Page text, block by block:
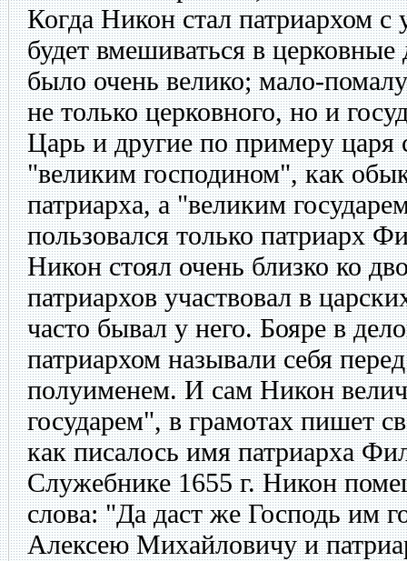
Когда Никон стал патриархом с
будет вмешиваться в
было очень велико; мало-
не только церковного, но и
Царь и другие по примеру царя
"великим господином", как
патриарха, а "великим
пользовался только патриарх
Никон стоял очень близко ко
патриархов участвовал в
часто бывал у него. Бояре в
патриархом называли себя
полуименем. И сам Никон
государем", в грамотах пишет
как писалось имя патриарха
Служебнике 1655 г. Никон
слова: "Да даст же Господь им
Алексею Михайловичу и